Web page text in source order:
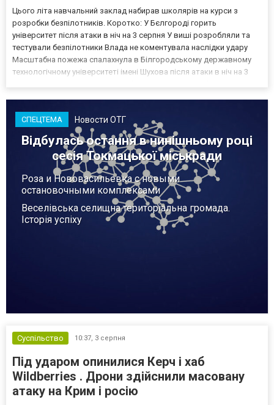
Цього літа навчальний заклад набирав школярів на курси з
розробки безпілотників. Коротко: У Бєлгороді горить
університет після атаки в ніч на 3 серпня У виші розробляли та
тестували безпілотники Влада не коментувала наслідки удару
Масштабна пожежа спалахнула в Білгородському державному
технологічному університеті імені Шухова після атаки в ніч на 3
СПЕЦТЕМА Новости ОТГ
Відбулась остання в нинішньому році
сесія Токмацької міськради
Роза и Нововасильевка с новыми
остановочными комплексами
Веселівська селищна територіальна громада.
Історія успіху
Суспільство 10:37, 3 серпня
Під ударом опинилися Керч і хаб
Wildberries . Дрони здійснили масовану
атаку на Крим і росію